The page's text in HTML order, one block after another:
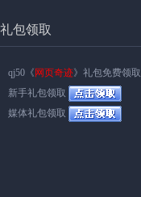
礼包领取
qj50《 网页奇迹》礼包免费领取
新手礼包领取
媒体礼包领取